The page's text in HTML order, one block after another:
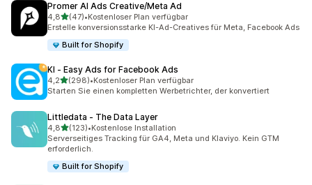
Promer AI Ads Creative/Meta Ad
4,8von 5 Sternen
(47)
47 Rezensionen insgesamt
•Kostenloser Plan verfügbar
Erstelle konversionsstarke KI-Ad-Creatives für Meta, Facebook Ads
Built for Shopify
KI ‑ Easy Ads for Facebook Ads
4,2von 5 Sternen
(298)
298 Rezensionen insgesamt
•Kostenloser Plan verfügbar
Starten Sie einen kompletten Werbetrichter, der konvertiert
Littledata ‑ The Data Layer
4,8von 5 Sternen
(123)
123 Rezensionen insgesamt
•Kostenlose Installation
Serverseitiges Tracking für GA4, Meta und Klaviyo. Kein GTM
erforderlich.
Built for Shopify